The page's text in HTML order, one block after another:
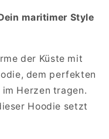
maritimer Style
der Küste mit
dem perfekten
Herzen tragen.
Hoodie setzt